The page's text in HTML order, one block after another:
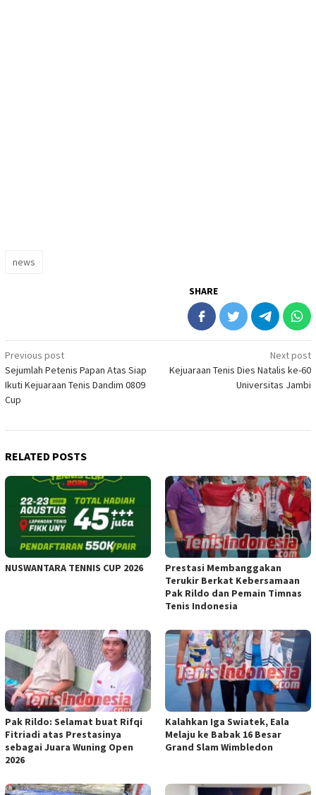
news
SHARE
Post
navigation
Previous post
Sejumlah Petenis Papan Atas Siap
Ikuti Kejuaraan Tenis Dandim 0809
Cup
Next post
Kejuaraan Tenis Dies Natalis ke-60
Universitas Jambi
RELATED POSTS
NUSWANTARA TENNIS CUP 2026
Prestasi Membanggakan
Terukir Berkat Kebersamaan
Pak Rildo dan Pemain Timnas
Tenis Indonesia
Pak Rildo: Selamat buat Rifqi
Fitriadi atas Prestasinya
sebagai Juara Wuning Open
2026
Kalahkan Iga Swiatek, Eala
Melaju ke Babak 16 Besar
Grand Slam Wimbledon